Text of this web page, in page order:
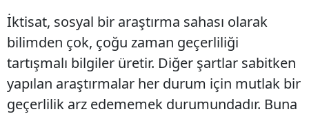
İktisat, sosyal bir araştırma sahası olarak
bilimden çok, çoğu zaman geçerliliği
tartışmalı bilgiler üretir. Diğer şartlar sabitken
yapılan araştırmalar her durum için mutlak bir
geçerlilik arz edememek durumundadır. Buna